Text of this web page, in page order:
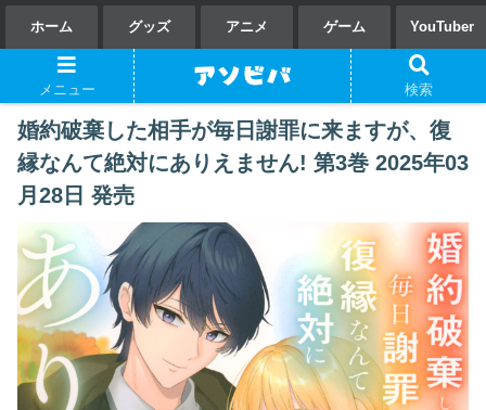
ホーム グッズ アニメ ゲーム YouTuber
婚約破棄した相手が毎日謝罪に来ますが、復
縁なんて絶対にありえません! 第3巻 2025年03
月28日 発売
メニュー 検索